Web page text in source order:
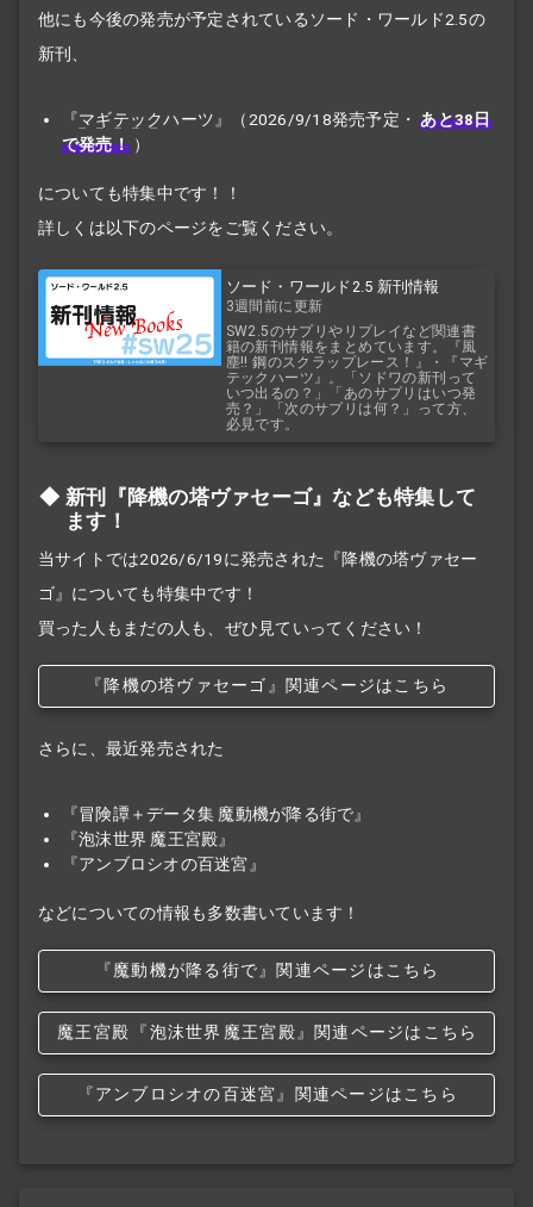
他にも今後の発売が予定されているソード・ワールド2.5の
新刊、
『マギテックハーツ』（2026/9/18発売予定・ あと38日
で発売！ ）
についても特集中です！！
詳しくは以下のページをご覧ください。
ソード・ワールド2.5 新刊情報
3週間前に更新
SW2.5のサプリやリプレイなど関連書
籍の新刊情報をまとめています。『風
塵!! 鋼のスクラップレース！』・『マギ
テックハーツ』。「ソドワの新刊って
いつ出るの？」「あのサプリはいつ発
売？」「次のサプリは何？」って方、
必見です。
新刊『降機の塔ヴァセーゴ』なども特集して
ます！
当サイトでは2026/6/19に発売された『降機の塔ヴァセー
ゴ』についても特集中です！
買った人もまだの人も、ぜひ見ていってください！
『降機の塔ヴァセーゴ』関連ページはこちら
さらに、最近発売された
『冒険譚＋データ集 魔動機が降る街で』
『泡沫世界 魔王宮殿』
『アンブロシオの百迷宮』
などについての情報も多数書いています！
『魔動機が降る街で』関連ページはこちら
魔王宮殿 『泡沫世界 魔王宮殿』関連ページはこちら
『アンブロシオの百迷宮』関連ページはこちら